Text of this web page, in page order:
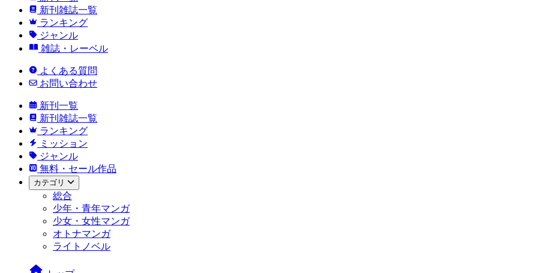
新刊雑誌一覧
ランキング
ジャンル
雑誌・レーベル
よくある質問
お問い合わせ
新刊一覧
新刊雑誌一覧
ランキング
ミッション
ジャンル
無料・セール作品
カテゴリ
総合
少年・青年マンガ
少女・女性マンガ
オトナマンガ
ライトノベル